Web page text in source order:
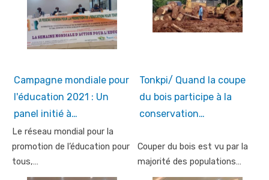
Campagne mondiale pour
l'éducation 2021 : Un
panel initié à…
Le réseau mondial pour la
promotion de l’éducation pour
tous,…
Tonkpi/ Quand la coupe
du bois participe à la
conservation…
Couper du bois est vu par la
majorité des populations…